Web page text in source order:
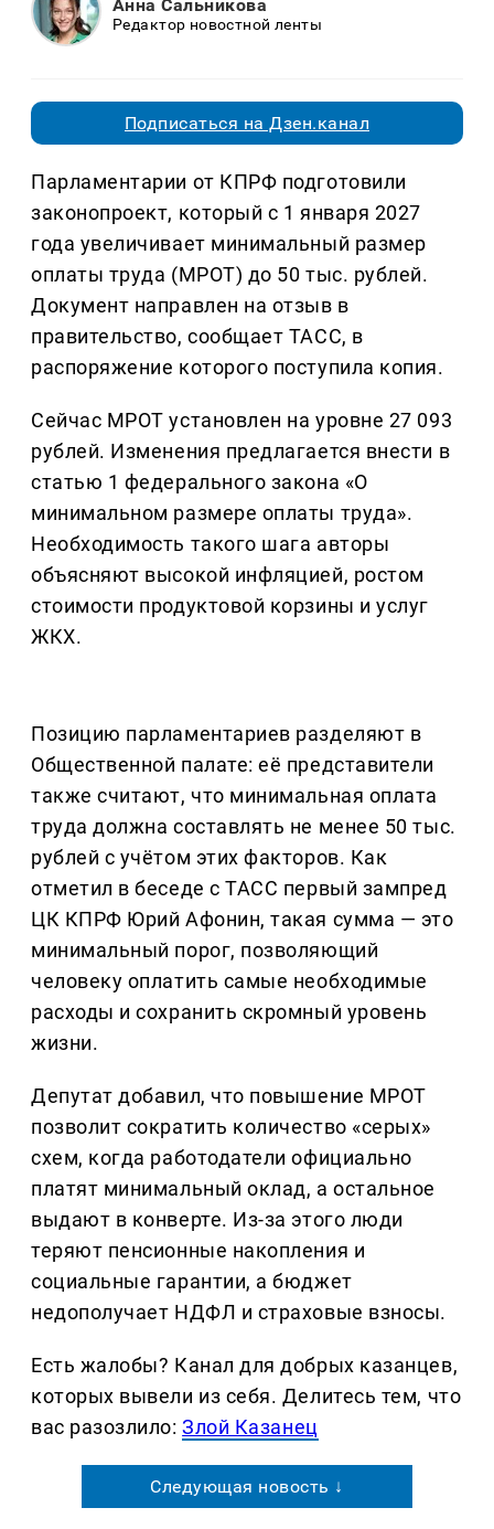
Анна Сальникова
Редактор новостной ленты
Подписаться на Дзен.канал
Парламентарии от КПРФ подготовили
законопроект, который с 1 января 2027
года увеличивает минимальный размер
оплаты труда (МРОТ) до 50 тыс. рублей.
Документ направлен на отзыв в
правительство, сообщает ТАСС, в
распоряжение которого поступила копия.
Сейчас МРОТ установлен на уровне 27 093
рублей. Изменения предлагается внести в
статью 1 федерального закона «О
минимальном размере оплаты труда».
Необходимость такого шага авторы
объясняют высокой инфляцией, ростом
стоимости продуктовой корзины и услуг
ЖКХ.
Позицию парламентариев разделяют в
Общественной палате: её представители
также считают, что минимальная оплата
труда должна составлять не менее 50 тыс.
рублей с учётом этих факторов. Как
отметил в беседе с ТАСС первый зампред
ЦК КПРФ Юрий Афонин, такая сумма — это
минимальный порог, позволяющий
человеку оплатить самые необходимые
расходы и сохранить скромный уровень
жизни.
Депутат добавил, что повышение МРОТ
позволит сократить количество «серых»
схем, когда работодатели официально
платят минимальный оклад, а остальное
выдают в конверте. Из-за этого люди
теряют пенсионные накопления и
социальные гарантии, а бюджет
недополучает НДФЛ и страховые взносы.
Есть жалобы? Канал для добрых казанцев,
которых вывели из себя. Делитеcь тем, что
вас разозлило:Злой Казанец
Следующая новость ↓